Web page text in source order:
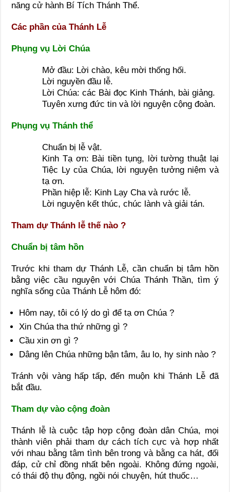
năng cử hành Bí Tích Thánh Thể.
Các phần của Thánh Lễ
Phụng vụ Lời Chúa
Mở đầu: Lời chào, kêu mời thống hối.
Lời nguyền đầu lễ.
Lời Chúa: các Bài đọc Kinh Thánh, bài giảng.
Tuyên xưng đức tin và lời nguyện cộng đoàn.
Phụng vụ Thánh thể
Chuẩn bị lễ vật.
Kinh Tạ ơn: Bài tiền tụng, lời tường thuật lại
Tiệc Ly của Chúa, lời nguyện tưởng niệm và
tạ ơn.
Phần hiệp lễ: Kinh Lạy Cha và rước lễ.
Lời nguyện kết thúc, chúc lành và giải tán.
Tham dự Thánh lễ thế nào ?
Chuẩn bị tâm hồn
Trước khi tham dự Thánh Lễ, cần chuẩn bị tâm hồn
bằng việc cầu nguyện với Chúa Thánh Thần, tìm ý
nghĩa sống của Thánh Lễ hôm đó:
Hôm nay, tôi có lý do gì để tạ ơn Chúa ?
Xin Chúa tha thứ những gì ?
Cầu xin ơn gì ?
Dâng lên Chúa những bận tâm, âu lo, hy sinh nào ?
Tránh vội vàng hấp tấp, đến muộn khi Thánh Lễ đã
bắt đầu.
Tham dự vào cộng đoàn
Thánh lễ là cuộc tập hợp cộng đoàn dân Chúa, mọi
thành viên phải tham dự cách tích cực và hợp nhất
với nhau bằng tâm tình bên trong và bằng ca hát, đối
đáp, cử chỉ đồng nhất bên ngoài. Không đứng ngoài,
có thái độ thụ động, ngồi nói chuyện, hút thuốc…